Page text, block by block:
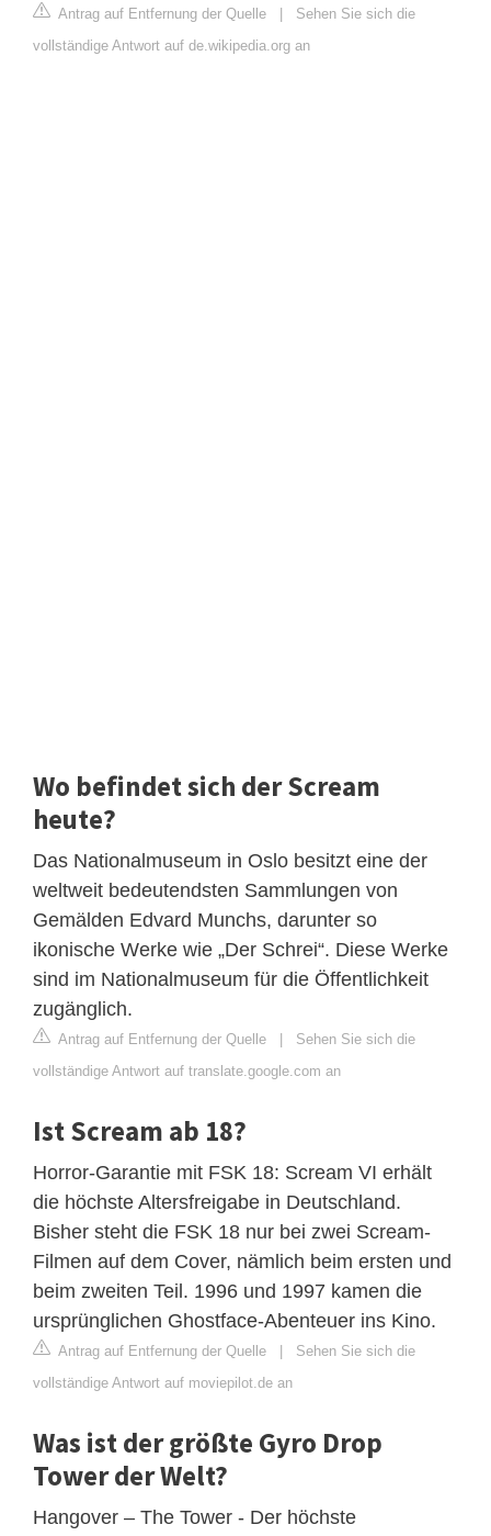
Antrag auf Entfernung der Quelle | Sehen Sie sich die
vollständige Antwort auf de.wikipedia.org an
Wo befindet sich der Scream
heute?
Das Nationalmuseum in Oslo besitzt eine der
weltweit bedeutendsten Sammlungen von
Gemälden Edvard Munchs, darunter so
ikonische Werke wie „Der Schrei“. Diese Werke
sind im Nationalmuseum für die Öffentlichkeit
zugänglich.
Antrag auf Entfernung der Quelle | Sehen Sie sich die
vollständige Antwort auf translate.google.com an
Ist Scream ab 18?
Horror-Garantie mit FSK 18: Scream VI erhält
die höchste Altersfreigabe in Deutschland.
Bisher steht die FSK 18 nur bei zwei Scream-
Filmen auf dem Cover, nämlich beim ersten und
beim zweiten Teil. 1996 und 1997 kamen die
ursprünglichen Ghostface-Abenteuer ins Kino.
Antrag auf Entfernung der Quelle | Sehen Sie sich die
vollständige Antwort auf moviepilot.de an
Was ist der größte Gyro Drop
Tower der Welt?
Hangover – The Tower - Der höchste